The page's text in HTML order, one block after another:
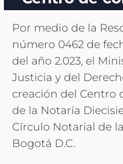
Por medio de la
número 0462 de
del año 2.023, el
Justicia y del
creación del Centro
de la Notaría
Círculo Notarial de
Bogotá D.C.